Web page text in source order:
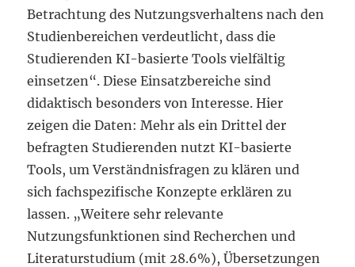
Betrachtung des Nutzungsverhaltens nach den
Studienbereichen verdeutlicht, dass die
Studierenden KI-basierte Tools vielfältig
einsetzen“. Diese Einsatzbereiche sind
didaktisch besonders von Interesse. Hier
zeigen die Daten: Mehr als ein Drittel der
befragten Studierenden nutzt KI-basierte
Tools, um Verständnisfragen zu klären und
sich fachspezifische Konzepte erklären zu
lassen. „Weitere sehr relevante
Nutzungsfunktionen sind Recherchen und
Literaturstudium (mit 28.6%), Übersetzungen